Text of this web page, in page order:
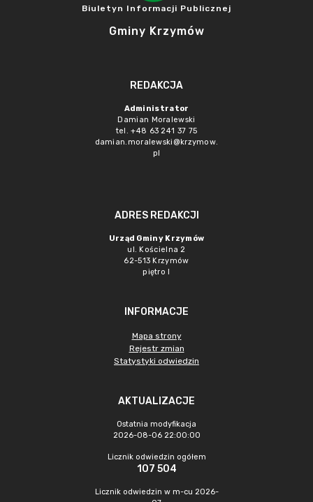
Biuletyn Informacji Publicznej
Gminy Krzymów
REDAKCJA
Administrator
Damian Moralewski
tel. +48 63 241 37 75
damian.moralewski@krzymow.
pl
ADRES REDAKCJI
Urząd Gminy Krzymów
ul. Kościelna 2
62-513 Krzymów
piętro I
INFORMACJE
Mapa strony
Rejestr zmian
Statystyki odwiedzin
AKTUALIZACJE
Ostatnia modyfikacja
2026-08-06 22:00:00
Licznik odwiedzin ogółem
107 504
Licznik odwiedzin w m-cu 2026-